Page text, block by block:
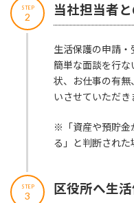
当社担当者
生活保護の申請・
簡単な面談を行な
状、お仕事の有無
いさせていただき
※「資産や預貯金
る」と判断された
STEP
2
区役所へ生
STEP
3